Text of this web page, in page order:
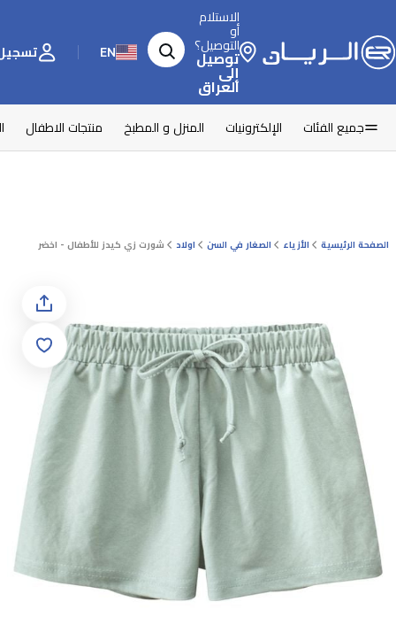
الاستلام
أو
التوصيل؟
توصيل
إلى
العراق
EN تسجيل
جميع الفئات الإلكترونيات المنزل و المطبخ منتجات الاطفال
الصفحة الرئيسية الأزياء الصغار في السن اولاد شورت زي كيدز للأطفال - اخضر